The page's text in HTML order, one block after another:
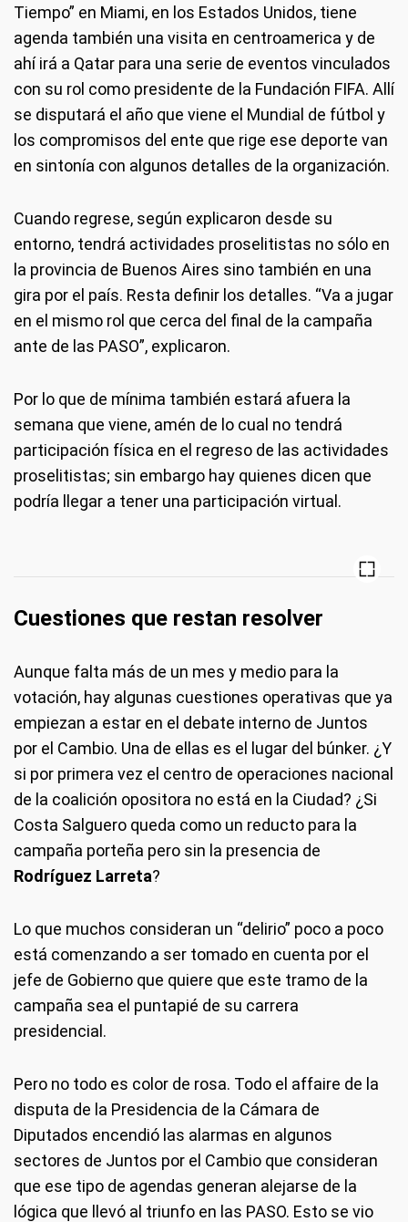
Tiempo” en Miami, en los Estados Unidos, tiene
agenda también una visita en centroamerica y de
ahí irá a Qatar para una serie de eventos vinculados
con su rol como presidente de la Fundación FIFA. Allí
se disputará el año que viene el Mundial de fútbol y
los compromisos del ente que rige ese deporte van
en sintonía con algunos detalles de la organización.
Cuando regrese, según explicaron desde su
entorno, tendrá actividades proselitistas no sólo en
la provincia de Buenos Aires sino también en una
gira por el país. Resta definir los detalles. “Va a jugar
en el mismo rol que cerca del final de la campaña
ante de las PASO”, explicaron.
Por lo que de mínima también estará afuera la
semana que viene, amén de lo cual no tendrá
participación física en el regreso de las actividades
proselitistas; sin embargo hay quienes dicen que
podría llegar a tener una participación virtual.
Cuestiones que restan resolver
Aunque falta más de un mes y medio para la
votación, hay algunas cuestiones operativas que ya
empiezan a estar en el debate interno de Juntos
por el Cambio. Una de ellas es el lugar del búnker. ¿Y
si por primera vez el centro de operaciones nacional
de la coalición opositora no está en la Ciudad? ¿Si
Costa Salguero queda como un reducto para la
campaña porteña pero sin la presencia de
Rodríguez Larreta?
Lo que muchos consideran un “delirio” poco a poco
está comenzando a ser tomado en cuenta por el
jefe de Gobierno que quiere que este tramo de la
campaña sea el puntapié de su carrera
presidencial.
Pero no todo es color de rosa. Todo el affaire de la
disputa de la Presidencia de la Cámara de
Diputados encendió las alarmas en algunos
sectores de Juntos por el Cambio que consideran
que ese tipo de agendas generan alejarse de la
lógica que llevó al triunfo en las PASO. Esto se vio